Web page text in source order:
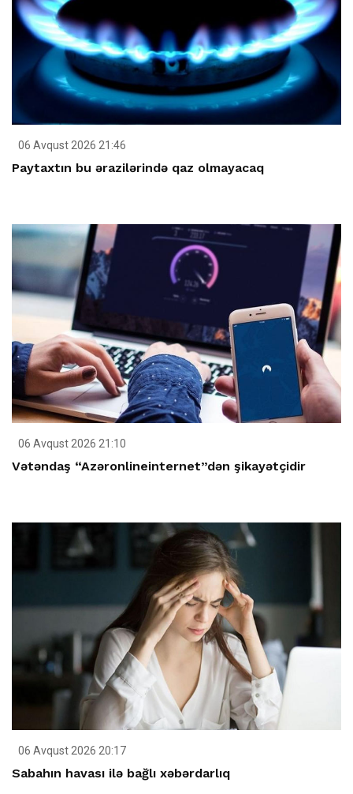
06 Avqust 2026 21:46
Paytaxtın bu ərazilərində qaz olmayacaq
06 Avqust 2026 21:10
Vətəndaş “Azəronlineinternet”dən şikayətçidir
06 Avqust 2026 20:17
Sabahın havası ilə bağlı xəbərdarlıq